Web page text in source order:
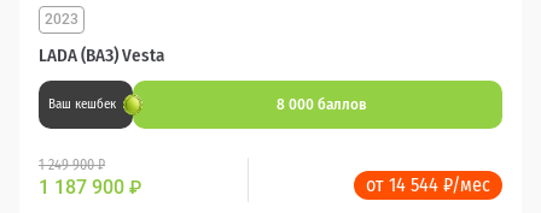
LADA (ВАЗ) Vesta
2023
Ваш кешбек 8 000 баллов
1 249 900 ₽
1 187 900 ₽ от 14 544 ₽/мес